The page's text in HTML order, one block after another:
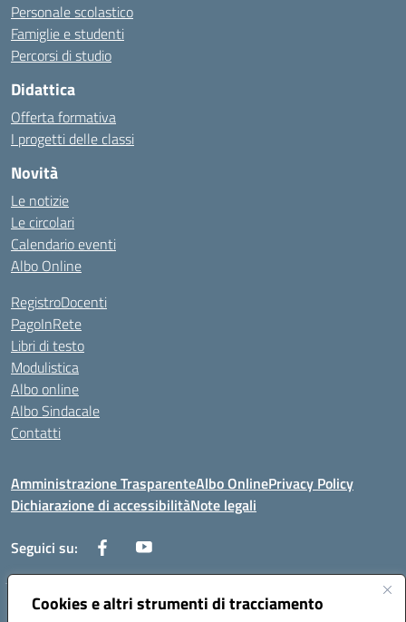
Cookies e altri strumenti di tracciamento
Personale scolastico
Famiglie e studenti
Percorsi di studio
Didattica
Offerta formativa
I progetti delle classi
Novità
Le notizie
Le circolari
Calendario eventi
Albo Online
RegistroDocenti
PagoInRete
Libri di testo
Modulistica
Albo online
Albo Sindacale
Contatti
Amministrazione TrasparenteAlbo OnlinePrivacy Policy
Dichiarazione di accessibilitàNote legali
Seguici su:
Via Negroni - 87100 Cosenza